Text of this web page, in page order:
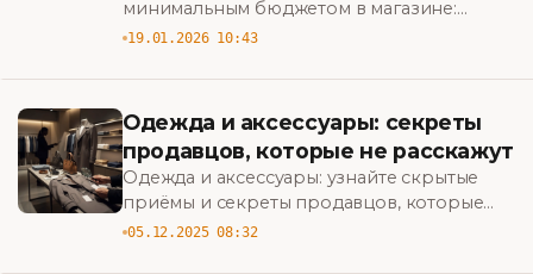
минимальным бюджетом в магазине:
практичные лайфхаки по выбору тканей,
стильно и экономно. BigBazar
19.01.2026 10:43
Одежда и аксессуары: секреты
продавцов, которые не расскажут
Одежда и аксессуары: узнайте скрытые
приёмы и секреты продавцов, которые
помогут покупать выгодно, избегать
05.12.2025 08:32